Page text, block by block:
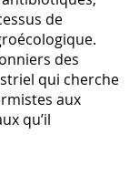
de
des
qui cherche
aux
qu’il